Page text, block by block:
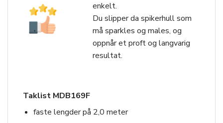
enkelt.
Du slipper da spikerhull som
må sparkles og males, og
oppnår et proft og langvarig
resultat.
Taklist MDB169F
faste lengder på 2,0 meter